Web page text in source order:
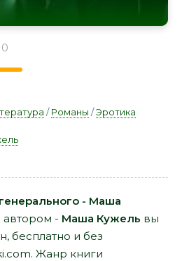
0
/Романы /Эротика
- Маша
автором - Маша Кужель вы
бесплатно и без
Жанр книги